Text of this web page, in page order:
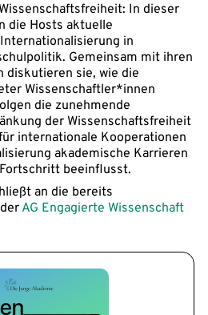
In dieser
die Hosts aktuelle
in
Gemeinsam mit ihren
diskutieren sie, wie die
Wissenschaftler*innen
die zunehmende
der Wissenschaftsfreiheit
internationale Kooperationen
akademische Karrieren
beeinflusst.
an die bereits
AG Engagierte Wissenschaft